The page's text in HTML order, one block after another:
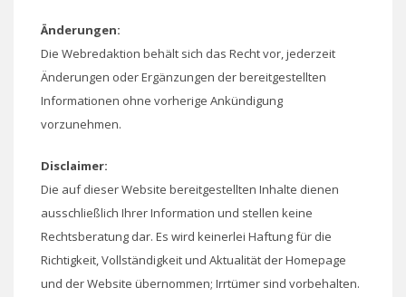
Änderungen:
Die Webredaktion behält sich das Recht vor, jederzeit
Änderungen oder Ergänzungen der bereitgestellten
Informationen ohne vorherige Ankündigung
vorzunehmen.
Disclaimer:
Die auf dieser Website bereitgestellten Inhalte dienen
ausschließlich Ihrer Information und stellen keine
Rechtsberatung dar. Es wird keinerlei Haftung für die
Richtigkeit, Vollständigkeit und Aktualität der Homepage
und der Website übernommen; Irrtümer sind vorbehalten.